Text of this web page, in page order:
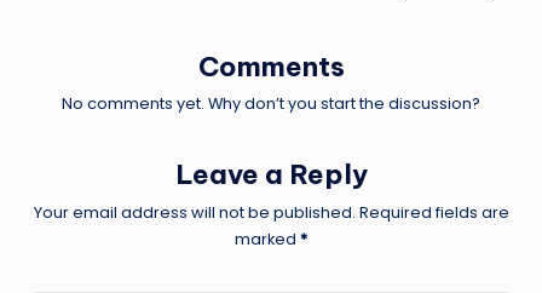
Comments
No comments yet. Why don’t you start the discussion?
Leave a Reply
Your email address will not be published. Required fields are
marked *